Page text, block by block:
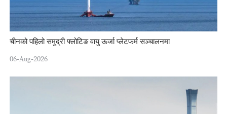
चीनको पहिलो समुद्री फ्लोटिङ वायु ऊर्जा प्लेटफर्म सञ्चालनमा
06-Aug-2026